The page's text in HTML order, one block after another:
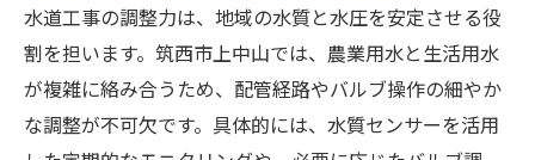
水道工事の調整力は、地域の水質と水圧を安定させる役
割を担います。筑西市上中山では、農業用水と生活用水
が複雑に絡み合うため、配管経路やバルブ操作の細やか
な調整が不可欠です。具体的には、水質センサーを活用